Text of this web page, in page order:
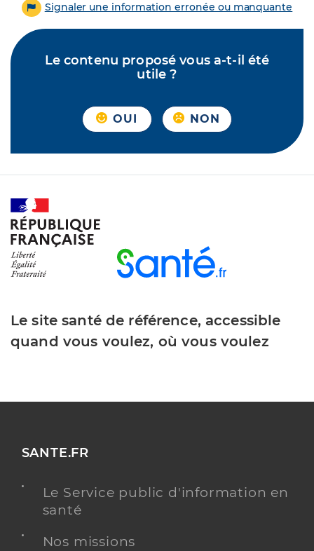
Signaler une information erronée ou manquante
Le contenu proposé vous a-t-il été
utile ?
OUI NON
Le site santé de référence, accessible
quand vous voulez, où vous voulez
SANTE.FR
Le Service public d'information en
santé
Nos missions